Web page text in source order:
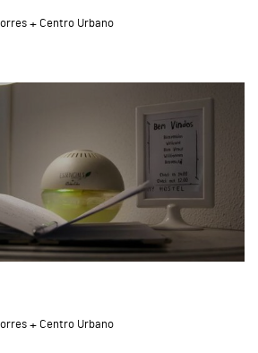
Centro Urbano
Centro Urbano